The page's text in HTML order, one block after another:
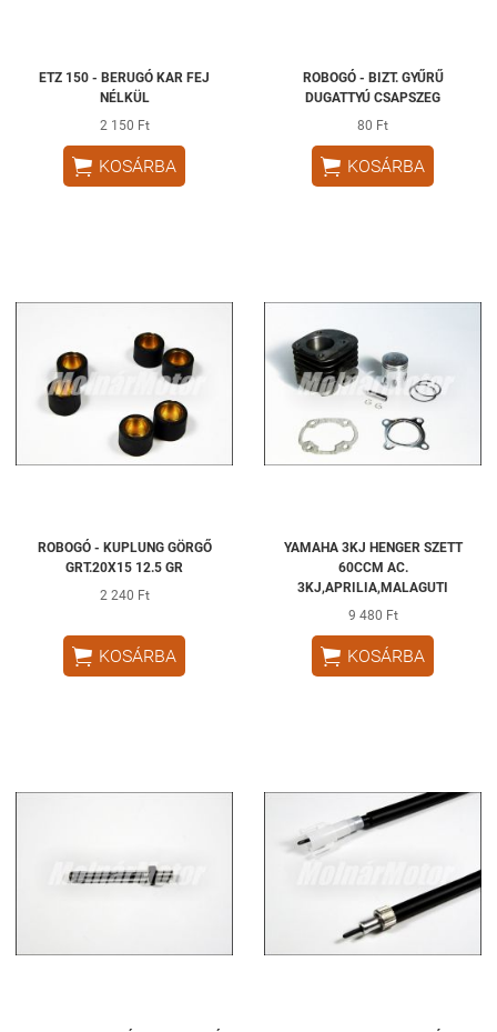
ETZ 150 - BERUGÓ KAR FEJ
NÉLKÜL
2 150 Ft
 KOSÁRBA
ROBOGÓ - BIZT. GYŰRŰ
DUGATTYÚ CSAPSZEG
80 Ft
 KOSÁRBA
ROBOGÓ - KUPLUNG GÖRGŐ
GRT.20X15 12.5 GR
2 240 Ft
 KOSÁRBA
YAMAHA 3KJ HENGER SZETT
60CCM AC.
3KJ,APRILIA,MALAGUTI
9 480 Ft
 KOSÁRBA